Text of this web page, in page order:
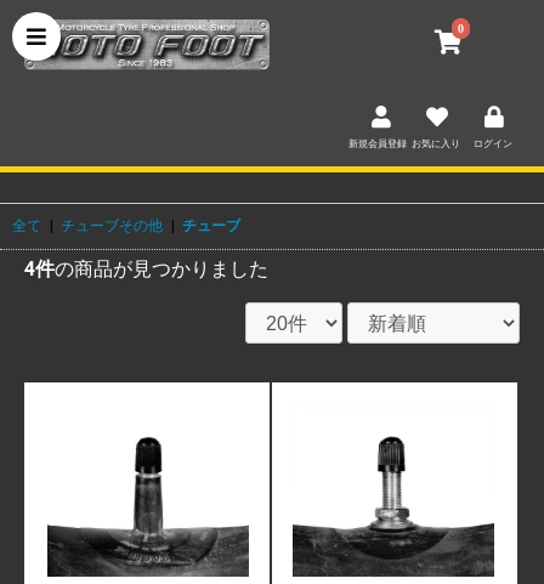
0
新規会員登録 お気に入り ログイン
全て チューブその他 チューブ
4件の商品が見つかりました